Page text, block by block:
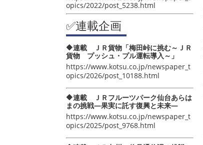
opics/2022/post_5238.html
✅連載企画
🔶連載 ＪＲ貨物「梅田峠に挑む～ＪＲ
貨物 プッシュ・プル運転導入～」
https://www.kotsu.co.jp/newspaper_t
opics/2026/post_10188.html
🔶連載 ＪＲフルーツパーク仙台あらは
まの挑戦―果実に託す復興と未来―
https://www.kotsu.co.jp/newspaper_t
opics/2025/post_9768.html